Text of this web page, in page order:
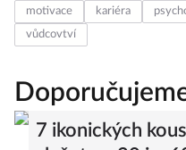
motivace kariéra
vůdcovtví
7 ikonických